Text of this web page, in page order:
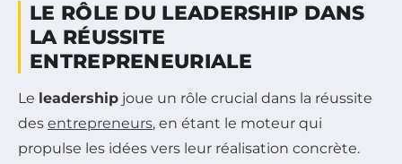
LE RÔLE DU LEADERSHIP DANS
LA RÉUSSITE
ENTREPRENEURIALE
Le leadership joue un rôle crucial dans la réussite
des entrepreneurs, en étant le moteur qui
propulse les idées vers leur réalisation concrète.